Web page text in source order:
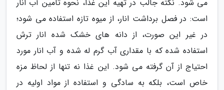
می شود. نکته جالب در تهیه این غذا، نحوه تامین آب انار
است: در فصل برداشت انار، از میوه تازه استفاده می شود؛
در غیر این صورت، از دانه های خشک شده انار ترش
استفاده شده که با مقداری آب گرم له شده و آب انار مورد
احتیاج از آن گرفته می شود. این غذا نه تنها از لحاظ مزه
خاص است، بلکه به سادگی و استفاده از مواد اولیه در